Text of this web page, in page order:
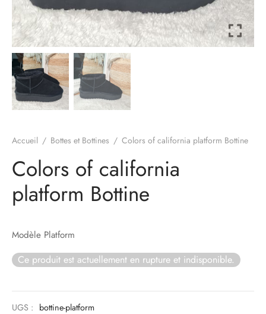
Accueil / Bottes et Bottines / Colors of california platform Bottine
Colors of california
platform Bottine
Modèle Platform
Ce produit est actuellement en rupture et indisponible.
UGS : bottine-platform
porter